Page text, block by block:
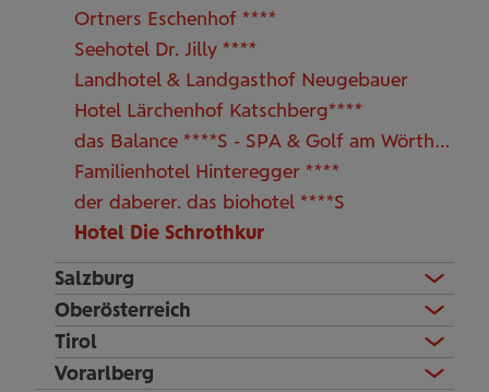
Ortners Eschenhof ****
Seehotel Dr. Jilly ****
Landhotel & Landgasthof Neugebauer
Hotel Lärchenhof Katschberg****
das Balance ****S - SPA & Golf am Wörthersee
Familienhotel Hinteregger ****
der daberer. das biohotel ****S
Hotel Die Schrothkur
Salzburg
Oberösterreich
Tirol
Vorarlberg